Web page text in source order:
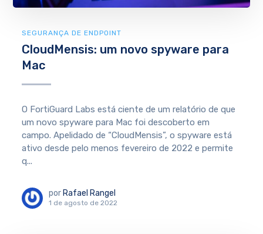
SEGURANÇA DE ENDPOINT
CloudMensis: um novo spyware para
Mac
O FortiGuard Labs está ciente de um relatório de que
um novo spyware para Mac foi descoberto em
campo. Apelidado de “CloudMensis”, o spyware está
ativo desde pelo menos fevereiro de 2022 e permite
q...
por Rafael Rangel
1 de agosto de 2022